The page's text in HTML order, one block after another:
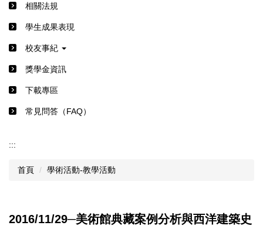
相關法規
學生成果表現
校友事紀
獎學金資訊
下載專區
常見問答（FAQ）
:::
首頁 學術活動-教學活動
2016/11/29─美術館典藏案例分析與西洋建築史